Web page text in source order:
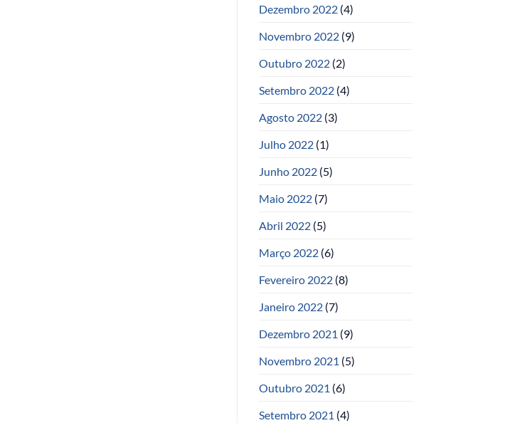
Dezembro 2022(4)
Novembro 2022(9)
Outubro 2022(2)
Setembro 2022(4)
Agosto 2022(3)
Julho 2022(1)
Junho 2022(5)
Maio 2022(7)
Abril 2022(5)
Março 2022(6)
Fevereiro 2022(8)
Janeiro 2022(7)
Dezembro 2021 (9)
Novembro 2021 (5)
Outubro 2021 (6)
Setembro 2021 (4)